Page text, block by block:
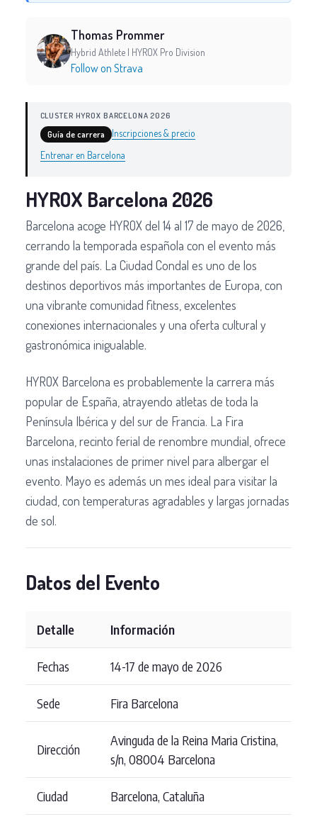
Thomas Prommer
Hybrid Athlete | HYROX Pro Division
Follow on Strava
CLUSTER HYROX BARCELONA 2026
Guía de carrera
Inscripciones & precio
Entrenar en Barcelona
HYROX Barcelona 2026
Barcelona acoge HYROX del 14 al 17 de mayo de 2026,
cerrando la temporada española con el evento más
grande del país. La Ciudad Condal es uno de los
destinos deportivos más importantes de Europa, con
una vibrante comunidad fitness, excelentes
conexiones internacionales y una oferta cultural y
gastronómica inigualable.
HYROX Barcelona es probablemente la carrera más
popular de España, atrayendo atletas de toda la
Península Ibérica y del sur de Francia. La Fira
Barcelona, recinto ferial de renombre mundial, ofrece
unas instalaciones de primer nivel para albergar el
evento. Mayo es además un mes ideal para visitar la
ciudad, con temperaturas agradables y largas jornadas
de sol.
Datos del Evento
Detalle Información
Fechas 14-17 de mayo de 2026
Sede Fira Barcelona
Dirección
Avinguda de la Reina Maria Cristina,
s/n, 08004 Barcelona
Ciudad Barcelona, Cataluña